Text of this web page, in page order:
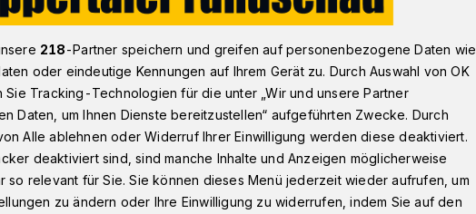
ins Krankenhaus
218-Partner speichern und greifen auf personenbezogene Daten wie
oder eindeutige Kennungen auf Ihrem Gerät zu. Durch Auswahl von OK
Sie Tracking-Technologien für die unter „Wir und unsere Partner
Daten, um Ihnen Dienste bereitzustellen“ aufgeführten Zwecke. Durch
Alle ablehnen oder Widerruf Ihrer Einwilligung werden diese deaktiviert.
deaktiviert sind, sind manche Inhalte und Anzeigen möglicherweise
so relevant für Sie. Sie können dieses Menü jederzeit wieder aufrufen, um
zu ändern oder Ihre Einwilligung zu widerrufen, indem Sie auf den